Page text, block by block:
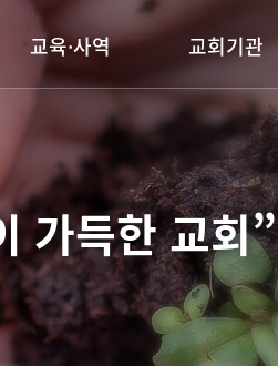
교육·사역
전도사역
선교사역
교회기관
유·초등부
중·고등부
청년부
장년부
가득한 교회”